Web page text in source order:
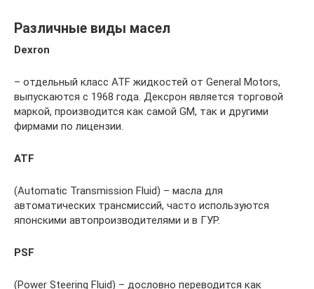
Различные виды масел
Dexron
– отдельный класс ATF жидкостей от General Motors,
выпускаются с 1968 года. Дексрон является торговой
маркой, производится как самой GM, так и другими
фирмами по лицензии.
ATF
(Automatic Transmission Fluid) – масла для
автоматических трансмиссий, часто используются
японскими автопроизводителями и в ГУР.
PSF
(Power Steering Fluid) – дословно переводится как